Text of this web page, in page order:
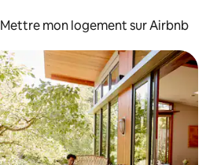
Mettre mon logement sur Airbnb